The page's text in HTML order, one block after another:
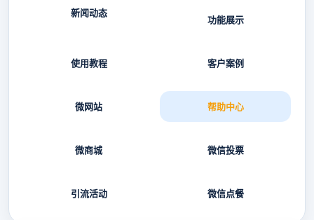
新闻动态
功能展示
使用教程 客户案例
微网站 帮助中心
微商城 微信投票
引流活动 微信点餐